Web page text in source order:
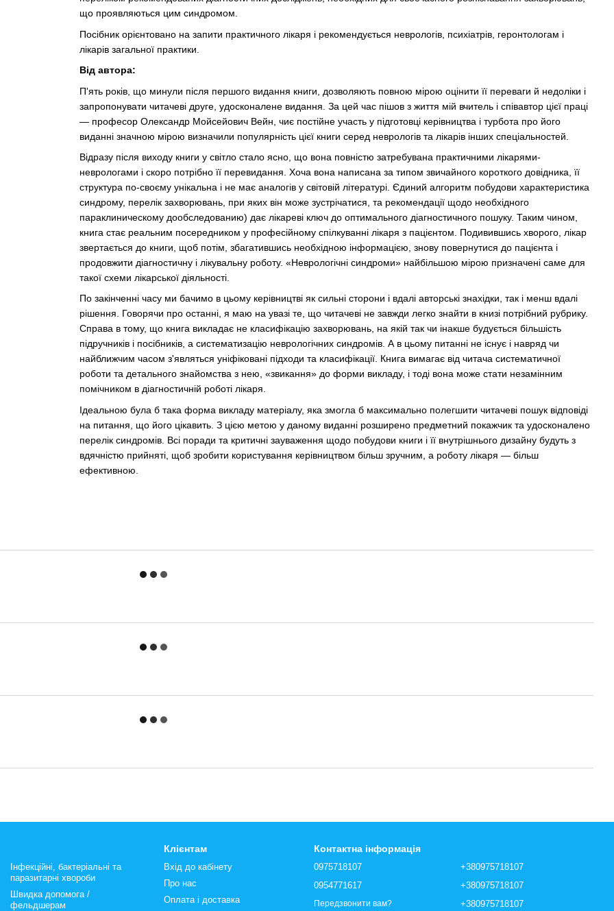
що проявляються цим синдромом.
Посібник орієнтовано на запити практичного лікаря і рекомендується неврологів, психіатрів, геронтологам і
лікарів загальної практики.
Від автора:
П'ять років, що минули після першого видання книги, дозволяють повною мірою оцінити її переваги й недоліки і
запропонувати читачеві друге, удосконалене видання. За цей час пішов з життя мій вчитель і співавтор цієї праці
— професор Олександр Мойсейович Вейн, чиє постійне участь у підготовці керівництва і турбота про його
виданні значною мірою визначили популярність цієї книги серед неврологів та лікарів інших спеціальностей.
Відразу після виходу книги у світло стало ясно, що вона повністю затребувана практичними лікарями-
неврологами і скоро потрібно її перевидання. Хоча вона написана за типом звичайного короткого довідника, її
структура по-своєму унікальна і не має аналогів у світовій літературі. Єдиний алгоритм побудови характеристика
синдрому, перелік захворювань, при яких він може зустрічатися, та рекомендації щодо необхідного
параклиническому дообследованию) дає лікареві ключ до оптимального діагностичного пошуку. Таким чином,
книга стає реальним посередником у професійному спілкуванні лікаря з пацієнтом. Подивившись хворого, лікар
звертається до книги, щоб потім, збагатившись необхідною інформацією, знову повернутися до пацієнта і
продовжити діагностичну і лікувальну роботу. «Неврологічні синдроми» найбільшою мірою призначені саме для
такої схеми лікарської діяльності.
По закінченні часу ми бачимо в цьому керівництві як сильні сторони і вдалі авторські знахідки, так і менш вдалі
рішення. Говорячи про останні, я маю на увазі те, що читачеві не завжди легко знайти в книзі потрібний рубрику.
Справа в тому, що книга викладає не класифікацію захворювань, на якій так чи інакше будується більшість
підручників і посібників, а систематизацію неврологічних синдромів. А в цьому питанні не існує і навряд чи
найближчим часом з'являться уніфіковані підходи та класифікації. Книга вимагає від читача систематичної
роботи та детального знайомства з нею, «звикання» до форми викладу, і тоді вона може стати незамінним
помічником в діагностичній роботі лікаря.
Ідеальною була б така форма викладу матеріалу, яка змогла б максимально полегшити читачеві пошук відповіді
на питання, що його цікавить. З цією метою у даному виданні розширено предметний покажчик та удосконалено
перелік синдромів. Всі поради та критичні зауваження щодо побудови книги і її внутрішнього дизайну будуть з
вдячністю прийняті, щоб зробити користування керівництвом більш зручним, а роботу лікаря — більш
ефективною.
Інфекційні, бактеріальні та
паразитарні хвороби
Швидка допомога /
фельдшерам
Клієнтам
Вхід до кабінету
Про нас
Оплата і доставка
Контактна інформація
0975718107
0954771617
Передзвонити вам?
+380975718107
+380975718107
+380975718107